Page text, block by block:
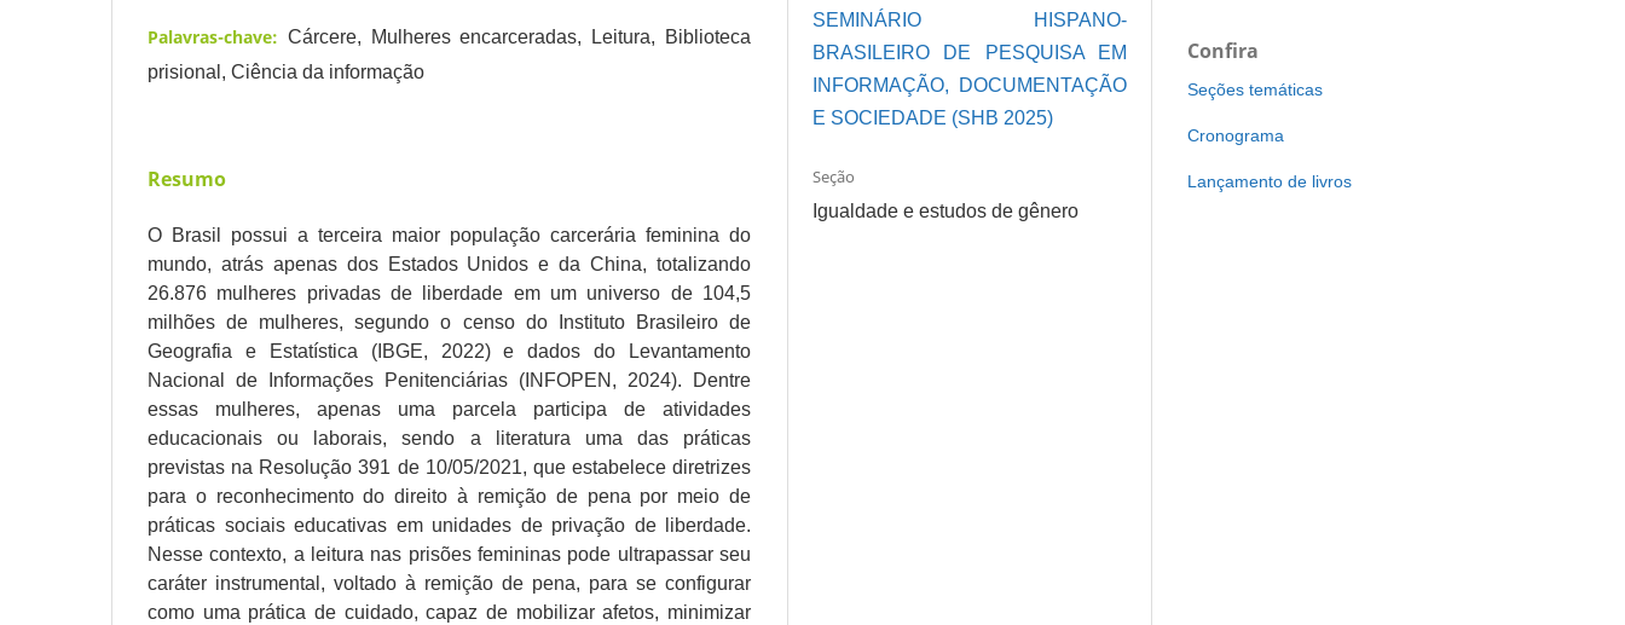
Palavras-chave: Cárcere, Mulheres encarceradas, Leitura, Biblioteca
prisional, Ciência da informação
Resumo
O Brasil possui a terceira maior população carcerária feminina do
mundo, atrás apenas dos Estados Unidos e da China, totalizando
26.876 mulheres privadas de liberdade em um universo de 104,5
milhões de mulheres, segundo o censo do Instituto Brasileiro de
Geografia e Estatística (IBGE, 2022) e dados do Levantamento
Nacional de Informações Penitenciárias (INFOPEN, 2024). Dentre
essas mulheres, apenas uma parcela participa de atividades
educacionais ou laborais, sendo a literatura uma das práticas
previstas na Resolução 391 de 10/05/2021, que estabelece diretrizes
para o reconhecimento do direito à remição de pena por meio de
práticas sociais educativas em unidades de privação de liberdade.
Nesse contexto, a leitura nas prisões femininas pode ultrapassar seu
caráter instrumental, voltado à remição de pena, para se configurar
como uma prática de cuidado, capaz de mobilizar afetos, minimizar
SEMINÁRIO HISPANO-
BRASILEIRO DE PESQUISA EM
INFORMAÇÃO, DOCUMENTAÇÃO
E SOCIEDADE (SHB 2025)
Seção
Igualdade e estudos de gênero
Confira
Seções temáticas
Cronograma
Lançamento de livros